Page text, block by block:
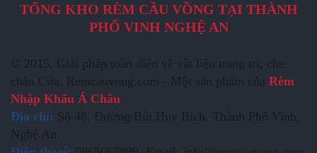
TỔNG KHO RÈM CẦU VỒNG TẠI THÀNH
PHỐ VINH NGHỆ AN
© 2015. Giải pháp toàn diện về vật liệu trang trí, che
chắn Cửa. Remcauvong.com - Một sản phẩm của Rèm
Nhập Khẩu Á Châu
Địa chỉ: Số 48, Đường Bùi Huy Bích, Thành Phố Vinh,
Nghệ An.